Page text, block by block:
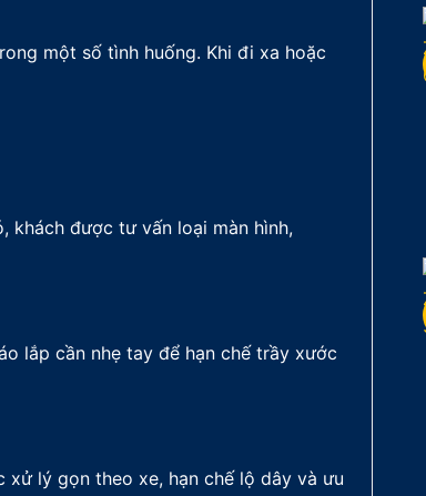
một số tình huống. Khi đi xa hoặc
khách được tư vấn loại màn hình,
lắp cần nhẹ tay để hạn chế trầy xước
lý gọn theo xe, hạn chế lộ dây và ưu